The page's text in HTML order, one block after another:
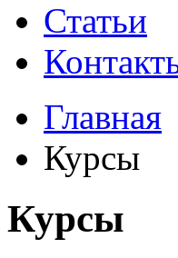
Статьи
Главная
Курсы
Курсы